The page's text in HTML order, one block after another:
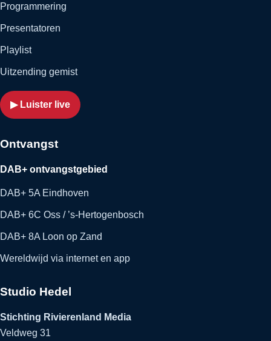
Programmering
Presentatoren
Playlist
Uitzending gemist
▶ Luister live
Ontvangst
DAB+ ontvangstgebied
DAB+ 5A Eindhoven
DAB+ 6C Oss / ’s-Hertogenbosch
DAB+ 8A Loon op Zand
Wereldwijd via internet en app
Studio Hedel
Stichting Rivierenland Media
Veldweg 31